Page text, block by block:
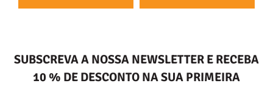
SUBSCREVA A NOSSA NEWSLETTER E RECEBA
10 % DE DESCONTO NA SUA PRIMEIRA